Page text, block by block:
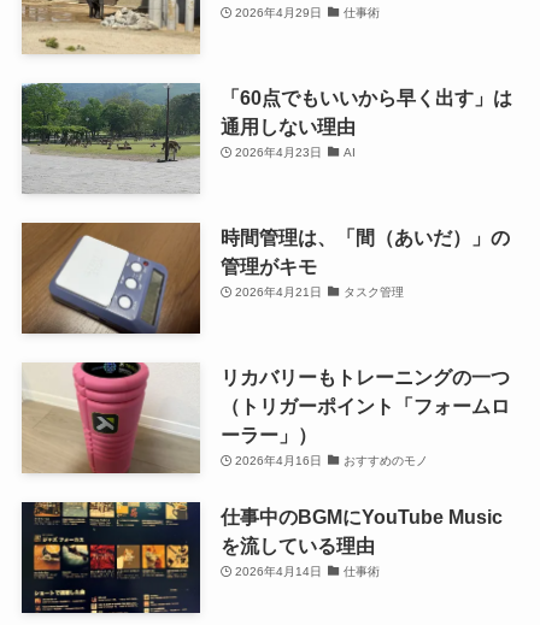
2026年4月29日 仕事術
「60点でもいいから早く出す」は
通用しない理由
2026年4月23日 AI
時間管理は、「間（あいだ）」の
管理がキモ
2026年4月21日 タスク管理
リカバリーもトレーニングの一つ
（トリガーポイント「フォームロ
ーラー」）
2026年4月16日 おすすめのモノ
仕事中のBGMにYouTube Music
を流している理由
2026年4月14日 仕事術